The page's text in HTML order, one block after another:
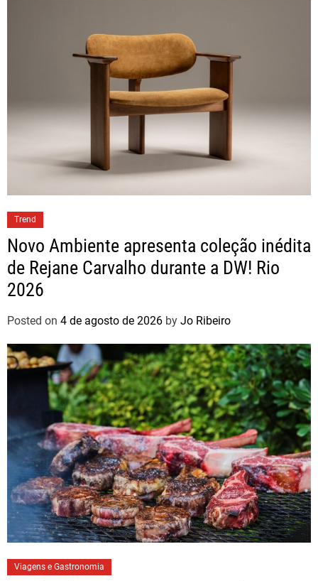
Trend
Novo Ambiente apresenta coleção inédita
de Rejane Carvalho durante a DW! Rio
2026
Posted on 4 de agosto de 2026 by Jo Ribeiro
Viagens e Gastronomia